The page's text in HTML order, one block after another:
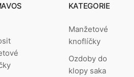
KATEGORIE
Manžetové
knoflíčky
Ozdoby do
klopy saka